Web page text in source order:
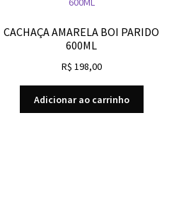
CACHAÇA AMARELA BOI PARIDO
600ML
R$ 198,00
Adicionar ao carrinho